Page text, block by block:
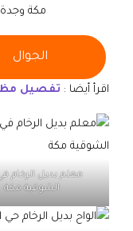
مكة وجدة
الجوال
اقرأ أيضا : تفصيل
معلم بديل الرخام
الشوقية مكة